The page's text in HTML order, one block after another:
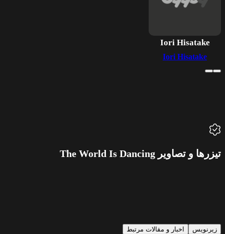
Iori Hisatake
Iori Hisatake
تیزرها و تصاویر The World Is Dancing
زیرنویس
اخبار و مقالات مرتبط